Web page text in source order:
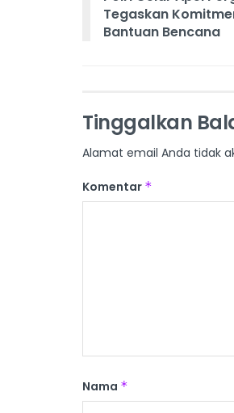
Tegaskan
Bantuan Bencana
Tinggalkan
Alamat email Anda tidak
Komentar *
Nama *